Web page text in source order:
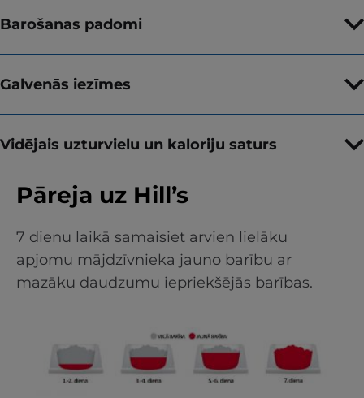
Barošanas padomi
Galvenās iezīmes
Vidējais uzturvielu un kaloriju saturs
Pāreja uz Hill’s
7 dienu laikā samaisiet arvien lielāku
apjomu mājdzīvnieka jauno barību ar
mazāku daudzumu iepriekšējās barības.